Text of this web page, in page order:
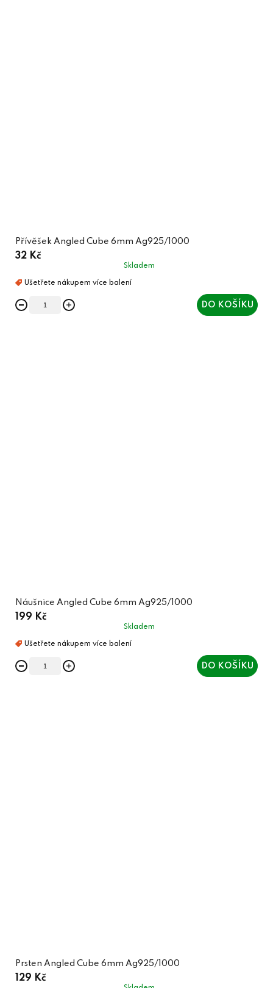
Přívěšek Angled Cube 6mm Ag925/1000
32 Kč
Skladem
DO KOŠÍKU
Náušnice Angled Cube 6mm Ag925/1000
199 Kč
Skladem
DO KOŠÍKU
Prsten Angled Cube 6mm Ag925/1000
129 Kč